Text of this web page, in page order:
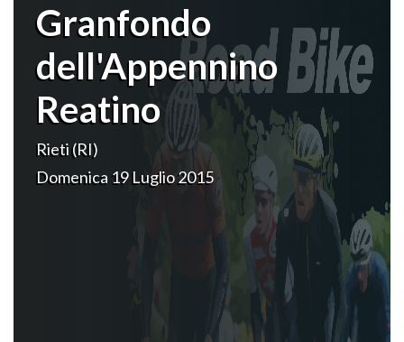
Granfondo
dell'Appennino
Reatino
Rieti (RI)
Domenica 19 Luglio 2015